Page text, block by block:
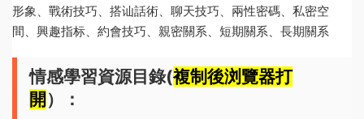
形象、戰術技巧、搭讪話術、聊天技巧、兩性密碼、私密空
間、興趣指标、約會技巧、親密關系、短期關系、長期關系
情感學習資源目錄(複制後浏覽器打
開 ）：